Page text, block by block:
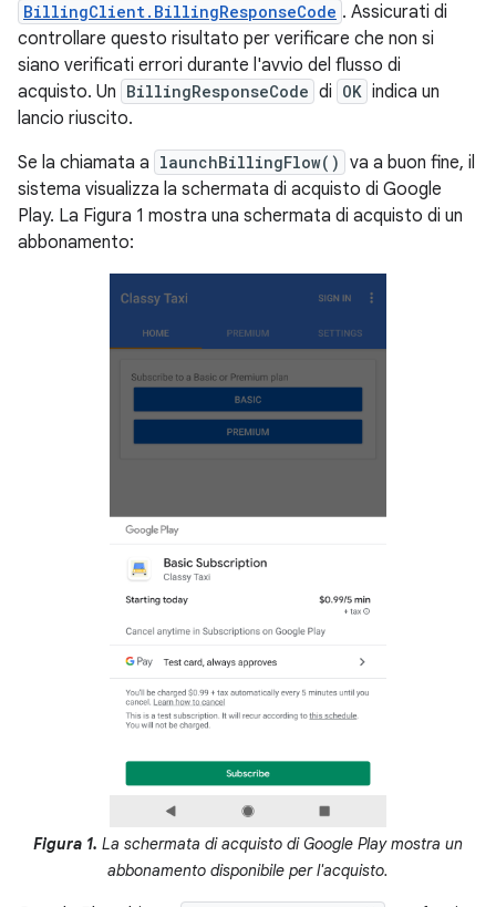
BillingClient.BillingResponseCode . Assicurati di
controllare questo risultato per verificare che non si
siano verificati errori durante l'avvio del flusso di
acquisto. Un BillingResponseCode di OK indica un
lancio riuscito.
Se la chiamata a launchBillingFlow() va a buon fine, il
sistema visualizza la schermata di acquisto di Google
Play. La Figura 1 mostra una schermata di acquisto di un
abbonamento:
Figura 1. La schermata di acquisto di Google Play mostra un
abbonamento disponibile per l'acquisto.